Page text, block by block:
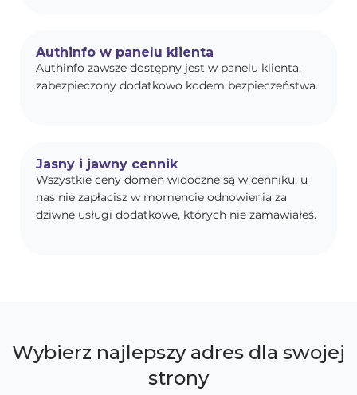
Authinfo w panelu klienta
Authinfo zawsze dostępny jest w panelu klienta,
zabezpieczony dodatkowo kodem bezpieczeństwa.
Jasny i jawny cennik
Wszystkie ceny domen widoczne są w cenniku, u
nas nie zapłacisz w momencie odnowienia za
dziwne usługi dodatkowe, których nie zamawiałeś.
Wybierz najlepszy adres dla swojej
strony